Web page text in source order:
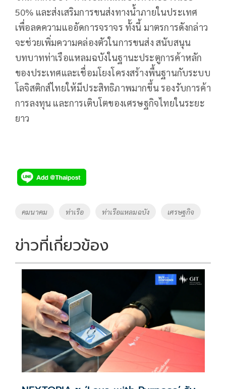
50% และส่งเสริมการขนส่งทางน้ำภายในประเทศ
เพื่อลดความแออัดการจราจร ทั้งนี้ มาตรการดังกล่าว
จะช่วยเพิ่มความคล่องตัวในการขนส่ง สนับสนุน
บทบาทท่าเรือแหลมฉบังในฐานะประตูการค้าหลัก
ของประเทศและเชื่อมโยงโครงสร้างพื้นฐานกับระบบ
โลจิสติกส์ไทยให้มีประสิทธิภาพมากขึ้น รองรับการค้า
การลงทุน และการเติบโตของเศรษฐกิจไทยในระยะ
ยาว
Tags
คมนาคม ท่าเรือ ท่าเรือแหลมฉบัง เศรษฐกิจ
ข่าวที่เกี่ยวข้อง